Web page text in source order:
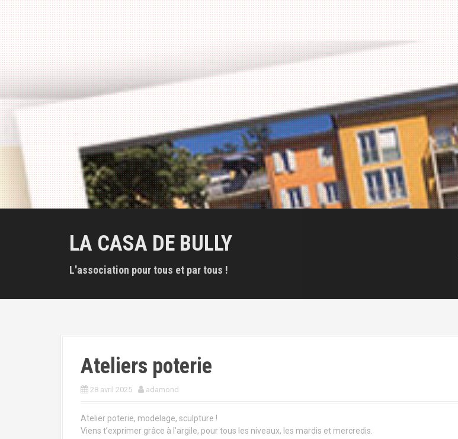
l
LA CASA DE BULLY
L'association pour tous et par tous !
Ateliers poterie
28 avril 2025 adamond
Atelier poterie, modelage, sculpture !
Viens t’exprimer grâce à l’argile, pour tous les niveaux, les mardis et mercredis.